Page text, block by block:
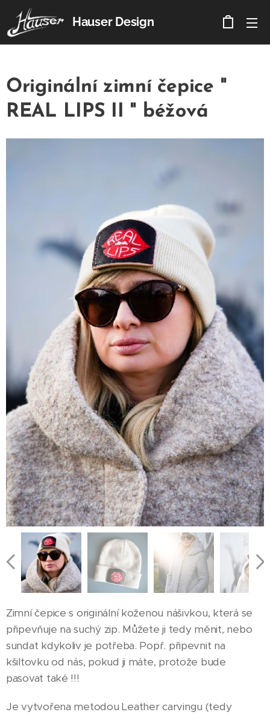
Hauser Design
Originální zimní čepice "
REAL LIPS II " béžová
Zimní čepice s originální koženou nášivkou, která se
připevňuje na suchý zip. Můžete ji tedy měnit, nebo
sundat kdykoliv je potřeba. Popř. připevnit na
kšiltovku od nás, pokud ji máte, protože bude
pasovat také !!!
Je vytvořena metodou Leather carvingu (tedy